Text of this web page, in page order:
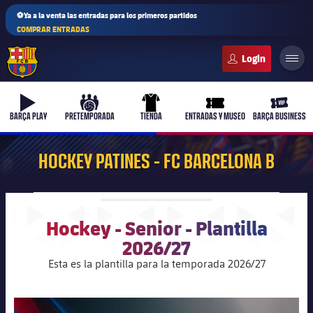
⚽Ya a la venta las entradas para los primeros partidos
COMPRAR ENTRADAS
b-play
BARÇA PLAY
culers-ball
PRETEMPORADA
uniform
TIENDA
ticket-full
ENTRADAS Y MUSEO
ticket-
BARÇA BUSINESS
HOCKEY PATINES - FC BARCELONA B
Hockey - Senior - Plantilla
2026/27
Esta es la plantilla para la temporada 2026/27